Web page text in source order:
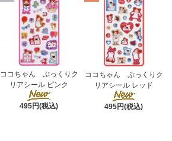
ココちゃん ぷっくりク
リアシール ピンク
495円(税込)
ココちゃん ぷっくりク
リアシール レッド
495円(税込)